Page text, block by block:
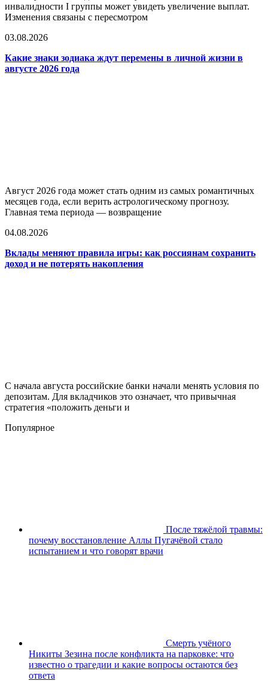
инвалидности I группы может увидеть увеличение выплат.
Изменения связаны с пересмотром
03.08.2026
Какие знаки зодиака ждут перемены в личной жизни в
августе 2026 года
Август 2026 года может стать одним из самых романтичных
месяцев года, если верить астрологическому прогнозу.
Главная тема периода — возвращение
04.08.2026
Вклады меняют правила игры: как россиянам сохранить
доход и не потерять накопления
С начала августа российские банки начали менять условия по
депозитам. Для вкладчиков это означает, что привычная
стратегия «положить деньги и
Популярное
После тяжёлой травмы:
почему восстановление Аллы Пугачёвой стало
испытанием и что говорят врачи
Смерть учёного
Никиты Зезина после конфликта на парковке: что
известно о трагедии и какие вопросы остаются без
ответа